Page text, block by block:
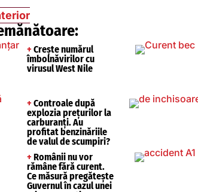
+ Crește numărul
îmbolnăvirilor cu
virusul West Nile
+ Controale după
explozia prețurilor la
carburanți. Au
profitat benzinăriile
de valul de scumpiri?
+ Românii nu vor
rămâne fără curent.
Ce măsură pregătește
Guvernul în cazul unei